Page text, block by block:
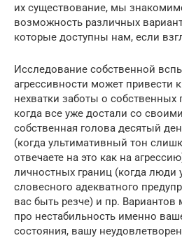
их существование, мы
возможность различных
которые доступны нам, если
Исследование собственной
агрессивности может привести
нехватки заботы о собственных
когда все уже достали со
собственная голова десятый
(когда ультимативный тон
отвечаете на это как на
личностных границ (когда
словесного адекватного
вас быть резче) и пр.
про нестабильность именно
состояния, вашу